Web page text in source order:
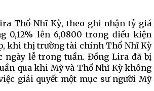
Thổ Nhĩ Kỳ, theo ghi nhận tỷ giá
0,12% lên 6,0800 trong điều kiện
khi thị trường tài chính Thổ Nhĩ Kỳ
ngày lễ trong tuần. Đồng Lira đã bị
qua khi Mỹ và Thổ Nhĩ Kỳ không
giải quyết một mục sư người Mỹ